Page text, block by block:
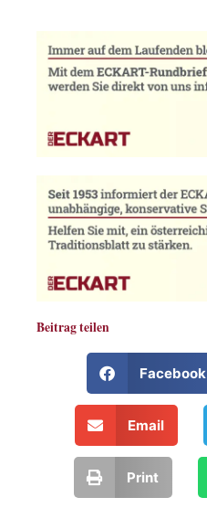
Beitrag teilen
Facebook
Email
Print